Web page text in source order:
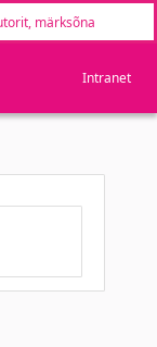
Intranet